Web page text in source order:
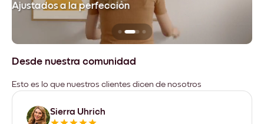
Ajustados a la perfección
Desde nuestra comunidad
Esto es lo que nuestros clientes dicen de nosotros
Sierra Uhrich